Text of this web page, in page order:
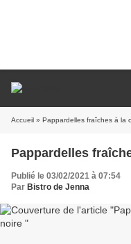
Accueil » Pappardelles fraîches à la
Pappardelles
Publié le 03/02/2021 à 07:54
Par Bistro de Jenna